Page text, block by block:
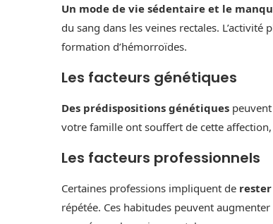
Un mode de vie sédentaire et le
du sang dans les veines rectales.
formation d’hémorroïdes.
Les facteurs génétiques
Des prédispositions génétiques
votre famille ont souffert de cette
Les facteurs professionnels
Certaines professions impliquent de
répétée. Ces habitudes peuvent